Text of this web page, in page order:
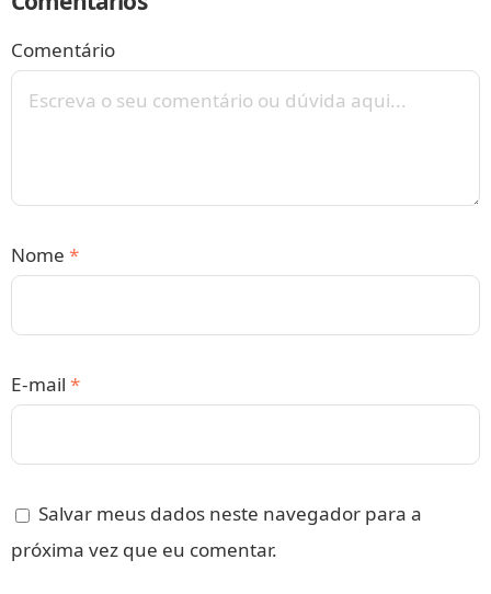
Comentário
Nome *
E-mail *
Salvar meus dados neste navegador para a
próxima vez que eu comentar.